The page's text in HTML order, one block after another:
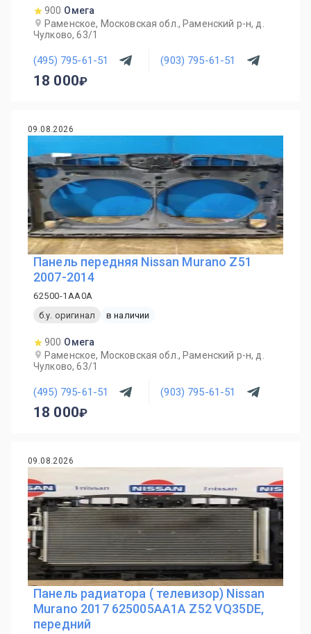
900 Омега
Раменское, Московская обл., Раменский р-н, д.
Чулково, 63/1
(495) 795-61-51 (903) 795-61-51
18 000
09.08.2026
Панель передняя Nissan Murano Z51
2007-2014
62500-1AA0A
б.у. оригинал
в наличии
900 Омега
Раменское, Московская обл., Раменский р-н, д.
Чулково, 63/1
(495) 795-61-51 (903) 795-61-51
18 000
09.08.2026
Панель радиатора ( телевизор) Nissan
Murano 2017 625005AA1A Z52 VQ35DE,
передний